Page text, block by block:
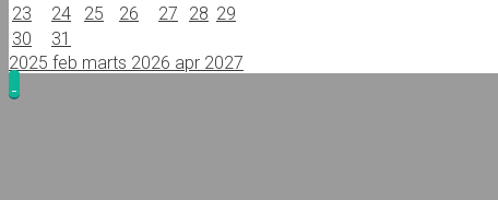
23
24 25 26 27 28 29
30
31
2025 feb marts 2026 apr 2027